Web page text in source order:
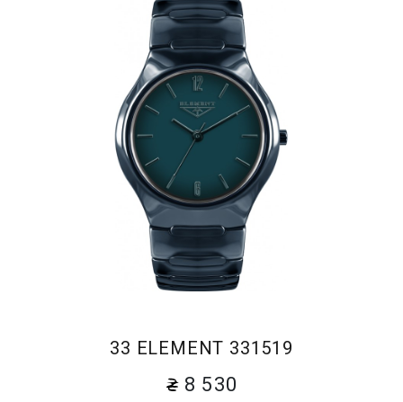
33 ELEMENT 331519
8 530